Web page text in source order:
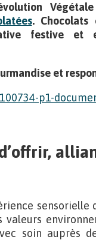
. Chocolats
festive et
et
soin auprès